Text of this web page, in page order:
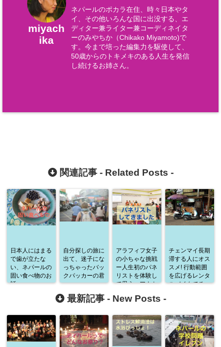
miyach
ika
ネパールのポカラ在住、時々日本やタ
イ、その他いろんな国に出没する、エ
ディター兼ライター兼コーディネイタ
ーのみやちか（Chikako Miyamoto)で
す。今まで培った編集力を駆使して、
50歳からのトキメキのある人生を発信
し続けるお姉さん。
関連記事 - Related Posts -
日本人にはまる
で歯が立たな
い、ネパールの
固い食べ物のお
話
自分探しの旅に
出て、迷子にな
っちゃったバッ
クパッカーの君
へ
アラフィフ女子
の小ちゃな挑戦
ー人生初のパネ
リストを体験し
て思う、アウト
チェンマイ長期
滞する人にオス
スメ! 行動範囲
を広げるレンタ
ルバイクでチェ
最新記事 - New Posts -